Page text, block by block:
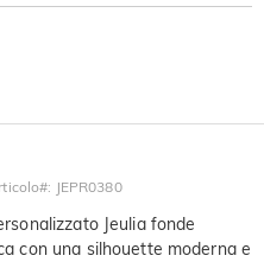
: JEPR0380
Jeulia fonde
con una silhouette moderna e